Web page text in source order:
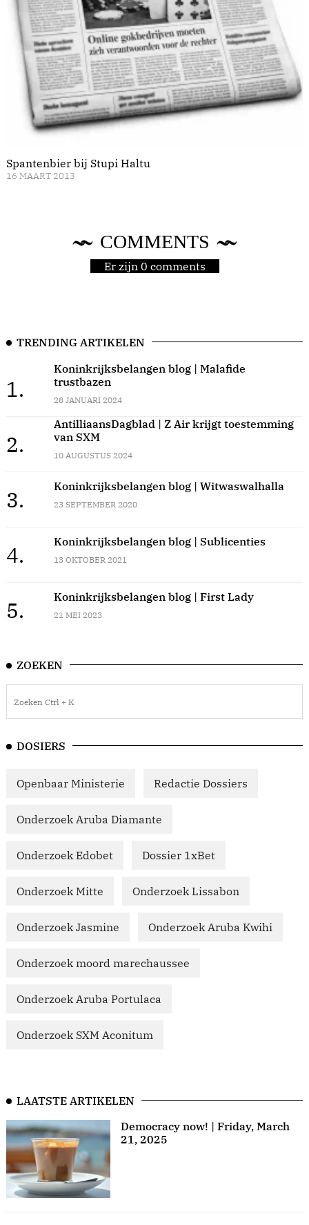
Spantenbier bij Stupi Haltu
16 MAART 2013
COMMENTS
Er zijn 0 comments
TRENDING ARTIKELEN
1.
Koninkrijksbelangen blog | Malafide
trustbazen
28 JANUARI 2024
2.
AntilliaansDagblad | Z Air krijgt toestemming
van SXM
10 AUGUSTUS 2024
3.
Koninkrijksbelangen blog | Witwaswalhalla
23 SEPTEMBER 2020
4.
Koninkrijksbelangen blog | Sublicenties
13 OKTOBER 2021
5.
Koninkrijksbelangen blog | First Lady
21 MEI 2023
ZOEKEN
DOSIERS
Openbaar Ministerie Redactie Dossiers
Onderzoek Aruba Diamante
Onderzoek Edobet Dossier 1xBet
Onderzoek Mitte Onderzoek Lissabon
Onderzoek Jasmine Onderzoek Aruba Kwihi
Onderzoek moord marechaussee
Onderzoek Aruba Portulaca
Onderzoek SXM Aconitum
LAATSTE ARTIKELEN
Democracy now! | Friday, March
21, 2025